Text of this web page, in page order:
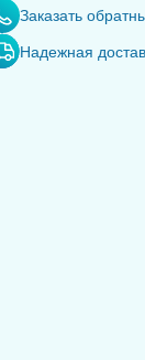
Заказать
Надежная